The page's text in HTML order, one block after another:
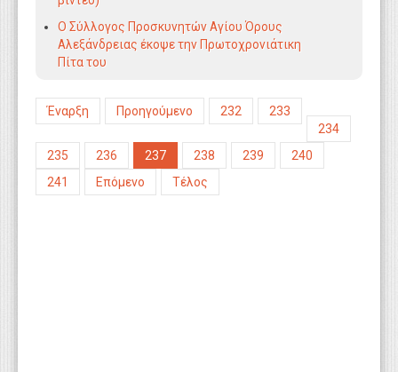
Ο Σύλλογος Προσκυνητών Αγίου Όρους
Αλεξάνδρειας έκοψε την Πρωτοχρονιάτικη
Πίτα του
Έναρξη Προηγούμενο 232
233
234
235
236 237 238 239
240
241
Επόμενο Τέλος